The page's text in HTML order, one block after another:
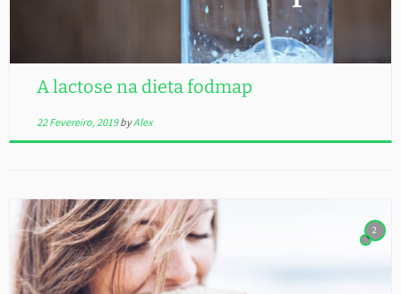
A lactose na dieta fodmap
22 Fevereiro, 2019 byAlex
2